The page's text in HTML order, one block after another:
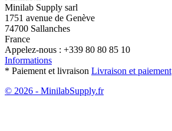
Minilab Supply sarl
1751 avenue de Genève
74700 Sallanches
France
Appelez-nous : +339 80 80 85 10
Informations
* Paiement et livraison Livraison et paiement
© 2026 - MinilabSupply.fr